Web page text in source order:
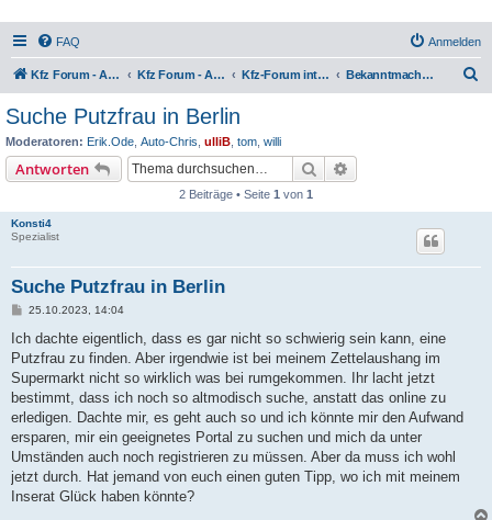
FAQ Anmelden
Kfz Forum - Auto, Motorrad und LKW Kfz Forum - Auto, Motorrad und LKW Kfz-Forum intern Bekanntmachungen, Anregungen & Wünsche
Suche Putzfrau in Berlin
Moderatoren: Erik.Ode Auto-Chris ulliB tom willi
Antworten Suche
2 Beiträge • Seite 1 von 1
Konsti4
Spezialist
Suche Putzfrau in Berlin
B
i
r
a
g
25.10.2023, 14:04
Ich dachte eigentlich, dass es gar nicht so schwierig sein kann, eine
Putzfrau zu finden. Aber irgendwie ist bei meinem Zettelaushang im
Supermarkt nicht so wirklich was bei rumgekommen. Ihr lacht jetzt
bestimmt, dass ich noch so altmodisch suche, anstatt das online zu
erledigen. Dachte mir, es geht auch so und ich könnte mir den Aufwand
ersparen, mir ein geeignetes Portal zu suchen und mich da unter
Umständen auch noch registrieren zu müssen. Aber da muss ich wohl
jetzt durch. Hat jemand von euch einen guten Tipp, wo ich mit meinem
Inserat Glück haben könnte?